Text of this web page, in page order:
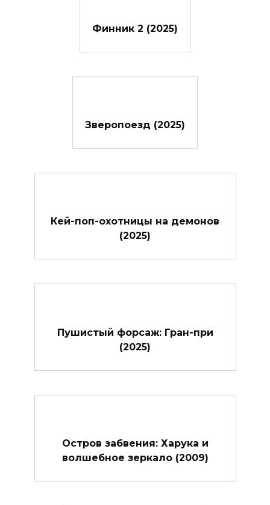
Финник 2 (2025)
Зверопоезд (2025)
Кей-поп-охотницы на демонов
(2025)
Пушистый форсаж: Гран-при
(2025)
Остров забвения: Харука и
волшебное зеркало (2009)